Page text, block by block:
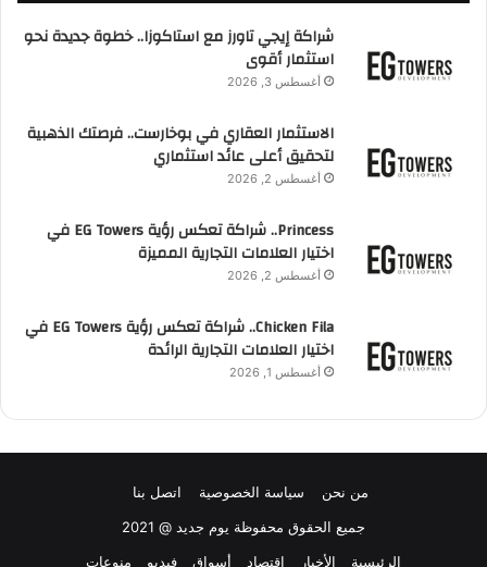
شراكة إيجي تاورز مع استاكوزا.. خطوة جديدة نحو
استثمار أقوى
أغسطس 3, 2026
الاستثمار العقاري في بوخارست.. فرصتك الذهبية
لتحقيق أعلى عائد استثماري
أغسطس 2, 2026
Princess.. شراكة تعكس رؤية EG Towers في
اختيار العلامات التجارية المميزة
أغسطس 2, 2026
Chicken Fila.. شراكة تعكس رؤية EG Towers في
اختيار العلامات التجارية الرائدة
أغسطس 1, 2026
من نحن سياسة الخصوصية
اتصل بنا
جميع الحقوق محفوظة يوم جديد @ 2021
الرئيسية
الأخبار اقتصاد أسواق فيديو منوعات